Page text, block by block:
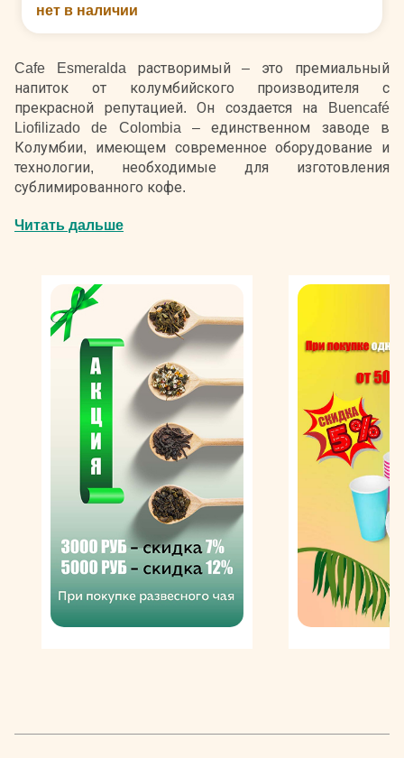
Cafe Esmeralda растворимый – это премиальный
напиток от колумбийского производителя с
прекрасной репутацией. Он создается на Buencafé
Liofilizado de Colombia – единственном заводе в
Колумбии, имеющем современное оборудование и
технологии, необходимые для изготовления
сублимированного кофе.
Колумбийский кофе известен своим мягким
плантациях, расположенных высоко в горах - 1200–
1600 метров над уровнем моря. Фермеры аккуратно
собирают ягоды вручную, выбирая только самые
спелые, затем чистят их и отправляют на завод. С
помощью традиционных рецептов и современного
оборудования зеленые зерна качественной арабики
превращаются в восхитительный обжаренный кофе,
который затем измельчается и разводится в горячей
воде до получения экстракта. При производстве кофе
Эсмеральда растворимый применяется технология
лиофилизации, которая также имеет второе название
– freeze drying, что в переводе с английского означает
«сушка замораживанием». Напиток подвергается
резкой заморозке в вакууме, в результате чего вода
покидает кофе, оставляя только сухие гранулы.
Cafe Esmeralda растворимый бывает двух видов:
классический и ароматизированный кофе. В
быстрого кофе. В ней представлены такие необычные
Читать дальше
нет в наличии